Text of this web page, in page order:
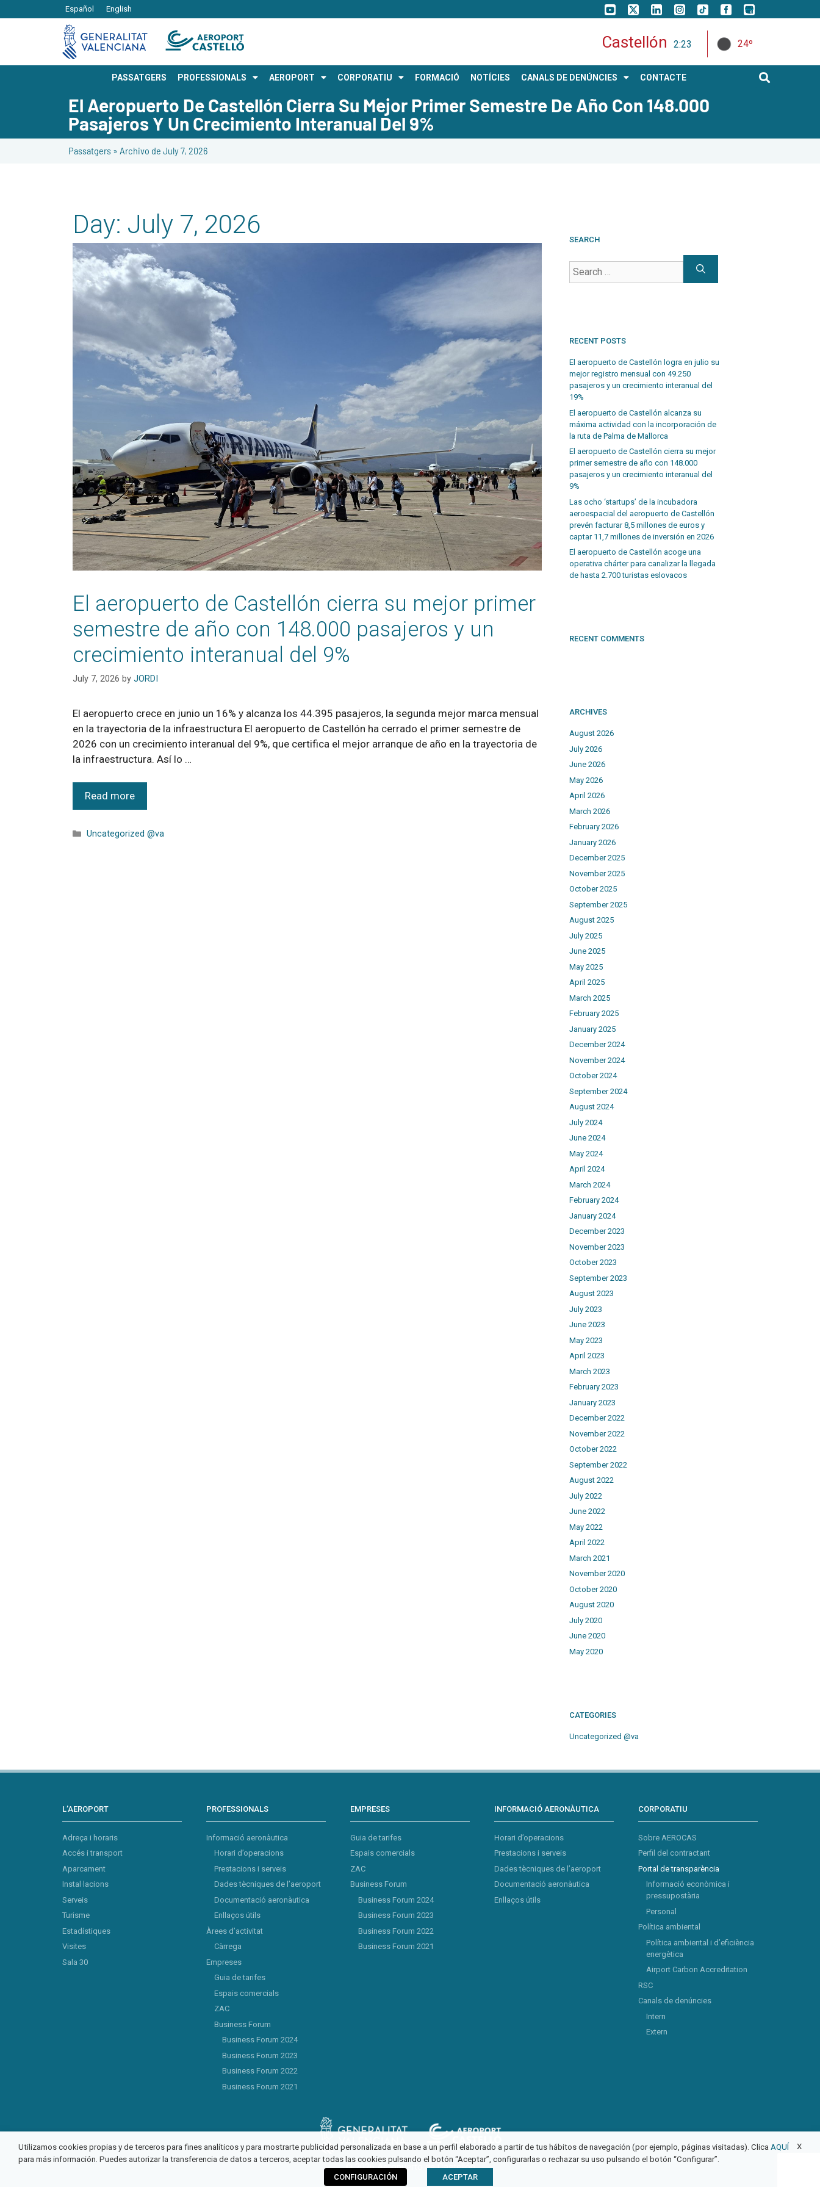
Español English
Castellón 2:23 24º
PASSATGERS PROFESSIONALS AEROPORT CORPORATIU FORMACIÓ NOTÍCIES CANALS DE DENÚNCIES CONTACTE
El Aeropuerto De Castellón Cierra Su Mejor Primer Semestre De Año Con 148.000
Pasajeros Y Un Crecimiento Interanual Del 9%
Passatgers » Archivo de July 7, 2026
Day: July 7, 2026
El aeropuerto de Castellón cierra su mejor primer
semestre de año con 148.000 pasajeros y un
crecimiento interanual del 9%
July 7, 2026 by JORDI
El aeropuerto crece en junio un 16% y alcanza los 44.395 pasajeros, la segunda mejor marca mensual
en la trayectoria de la infraestructura El aeropuerto de Castellón ha cerrado el primer semestre de
2026 con un crecimiento interanual del 9%, que certifica el mejor arranque de año en la trayectoria de
la infraestructura. Así lo …
Read more
Uncategorized @va
SEARCH
RECENT POSTS
El aeropuerto de Castellón logra en julio su
mejor registro mensual con 49.250
pasajeros y un crecimiento interanual del
19%
El aeropuerto de Castellón alcanza su
máxima actividad con la incorporación de
la ruta de Palma de Mallorca
El aeropuerto de Castellón cierra su mejor
primer semestre de año con 148.000
pasajeros y un crecimiento interanual del
9%
Las ocho ‘startups’ de la incubadora
aeroespacial del aeropuerto de Castellón
prevén facturar 8,5 millones de euros y
captar 11,7 millones de inversión en 2026
El aeropuerto de Castellón acoge una
operativa chárter para canalizar la llegada
de hasta 2.700 turistas eslovacos
RECENT COMMENTS
ARCHIVES
August 2026
July 2026
June 2026
May 2026
April 2026
March 2026
February 2026
January 2026
December 2025
November 2025
October 2025
September 2025
August 2025
July 2025
June 2025
May 2025
April 2025
March 2025
February 2025
January 2025
December 2024
November 2024
October 2024
September 2024
August 2024
July 2024
June 2024
May 2024
April 2024
March 2024
February 2024
January 2024
December 2023
November 2023
October 2023
September 2023
August 2023
July 2023
June 2023
May 2023
April 2023
March 2023
February 2023
January 2023
December 2022
November 2022
October 2022
September 2022
August 2022
July 2022
June 2022
May 2022
April 2022
March 2021
November 2020
October 2020
August 2020
July 2020
June 2020
May 2020
CATEGORIES
Uncategorized @va
L’AEROPORT
Adreça i horaris
Accés i transport
Aparcament
Instal·lacions
Serveis
Turisme
Estadístiques
Visites
Sala 30
PROFESSIONALS
Informació aeronàutica
Horari d’operacions
Prestacions i serveis
Dades tècniques de l’aeroport
Documentació aeronàutica
Enllaços útils
Àrees d’activitat
Càrrega
Empreses
Guia de tarifes
Espais comercials
ZAC
Business Forum
Business Forum 2024
Business Forum 2023
Business Forum 2022
Business Forum 2021
EMPRESES
Guia de tarifes
Espais comercials
ZAC
Business Forum
Business Forum 2024
Business Forum 2023
Business Forum 2022
Business Forum 2021
INFORMACIÓ AERONÀUTICA
Horari d’operacions
Prestacions i serveis
Dades tècniques de l’aeroport
Documentació aeronàutica
Enllaços útils
CORPORATIU
Sobre AEROCAS
Perfil del contractant
Portal de transparència
Informació econòmica i
pressupostària
Personal
Política ambiental
Política ambiental i d’eficiència
energètica
Airport Carbon Accreditation
RSC
Canals de denúncies
Intern
Extern
© 2026 Aeropuerto de Castellón
X
Utilizamos cookies propias y de terceros para fines analíticos y para mostrarte publicidad personalizada en base a un perfil elaborado a partir de tus hábitos de navegación (por ejemplo, páginas visitadas). Clica AQUÍ
para más información. Puedes autorizar la transferencia de datos a terceros, aceptar todas las cookies pulsando el botón “Aceptar”, configurarlas o rechazar su uso pulsando el botón “Configurar”.
CONFIGURACIÓN
ACEPTAR